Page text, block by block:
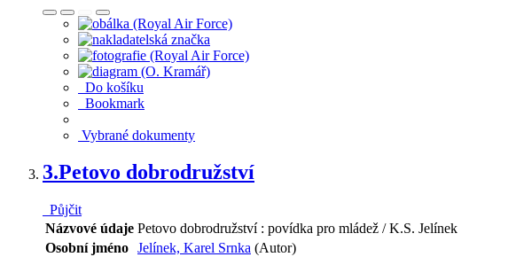
Do košíku
Bookmark
Vybrané dokumenty
3.Petovo dobrodružství
Půjčit
Názvové údaje Petovo dobrodružství : povídka pro mládež / K.S. Jelínek
Osobní jméno Jelínek, Karel Srnka (Autor)